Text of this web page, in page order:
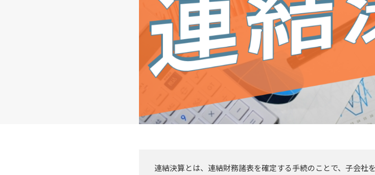
連結決算とは、連結財務諸表を確定する手続のことで、子会社